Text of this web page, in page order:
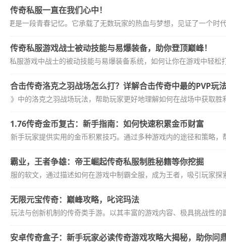
传奇私服一直在我们心中！
更是一段青春记忆。它承载了无数玩家的热血与梦想，见证了一个时
传奇私服游戏战士被动技能与易爆装备，助你登顶巅峰！
奇私服游戏中战士的被动技能与易爆装备系统，如何让你在游戏中轻
合击传奇洛克之羽战场怎么打？详解合击传奇中最的PVP玩
》中的洛克之羽战场玩法，帮助玩家更好地理解如何在战场中获取
1.76传奇金币复古：新手指南：如何快速积累金币财富
新手玩家提供实用的金币积累技巧。通过多种游戏内的途径和策略
霸业，王者争雄：帝王崛起传奇私服制胜秘籍等你挖掘
私服的软文，通过描述如何在游戏中制霸全服，成为王者，吸引玩家
无限元宝传奇：巅峰攻略，叱诧玛法
玩法与创新机制的传奇类手游。以其丰富的游戏内容、极具挑战性
安卓传奇盒子：新手玩家必读传奇游戏攻略大揭秘，助你问